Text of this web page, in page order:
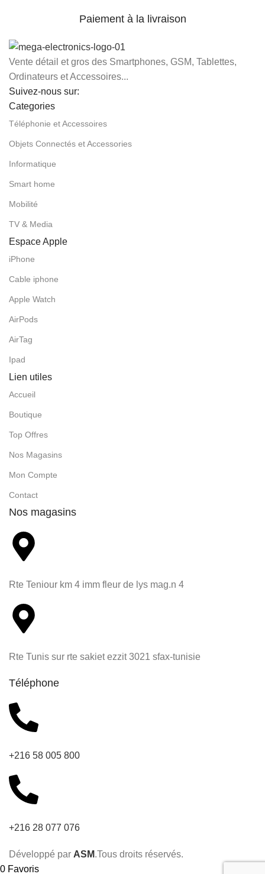
Paiement à la livraison
Vente détail et gros des Smartphones, GSM, Tablettes,
Ordinateurs et Accessoires...
Suivez-nous sur:
Categories
Téléphonie et Accessoires
Objets Connectés et Accessories
Informatique
Smart home
Mobilité
TV & Media
Espace Apple
iPhone
Cable iphone
Apple Watch
AirPods
AirTag
Ipad
Lien utiles
Accueil
Boutique
Top Offres
Nos Magasins
Mon Compte
Contact
Nos magasins
Rte Teniour km 4 imm fleur de lys mag.n 4
Rte Tunis sur rte sakiet ezzit 3021 sfax-tunisie
Téléphone
+216 58 005 800
+216 28 077 076
Développé par ASM.Tous droits réservés.
0 Favoris